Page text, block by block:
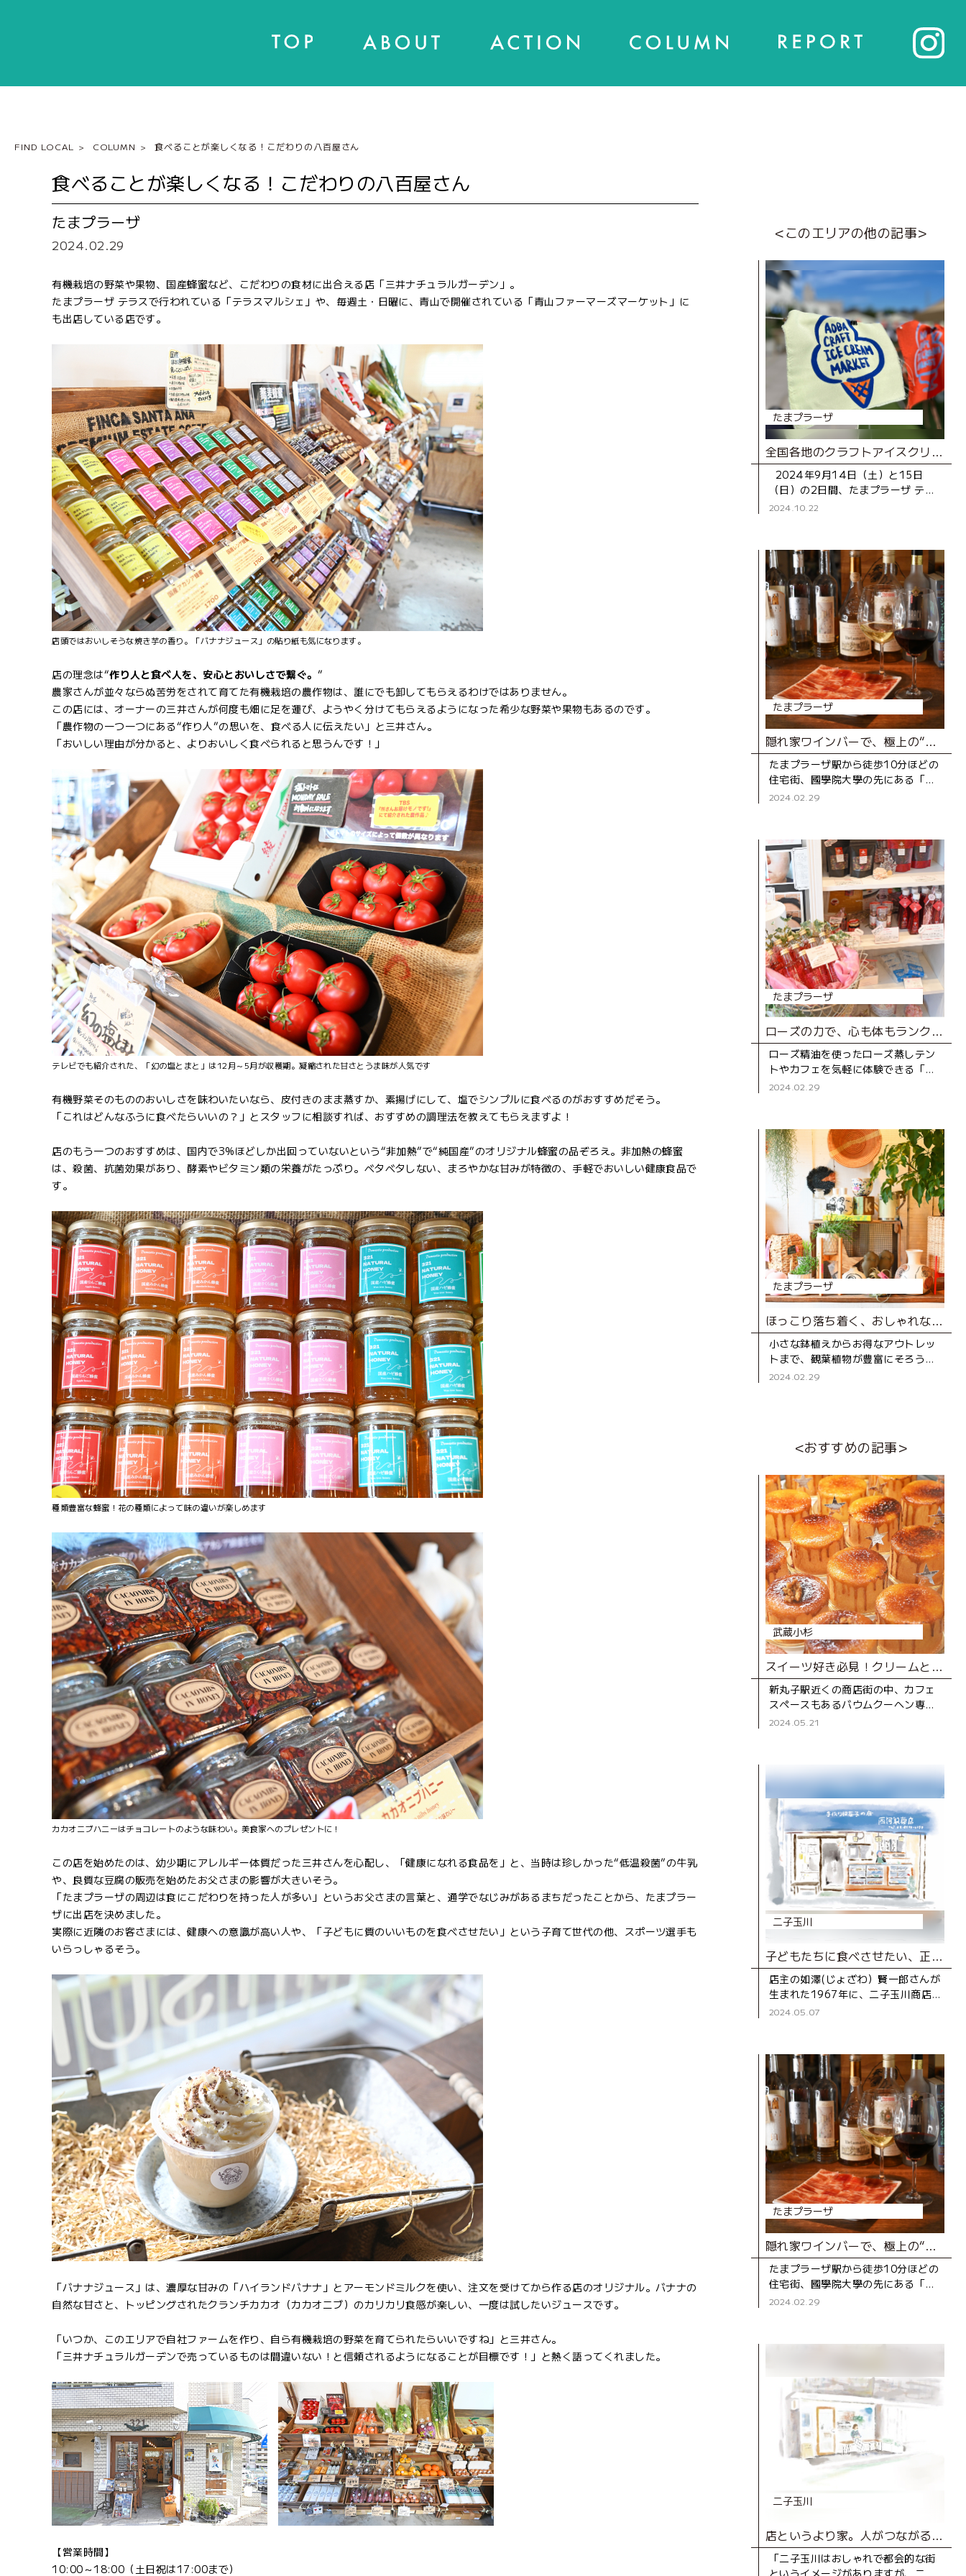
FIND LOCAL COLUMN 食べることが楽しくなる！こだわりの八百屋さん
食べることが楽しくなる！こだわりの八百屋さん
たまプラーザ
2024.02.29
有機栽培の野菜や果物、国産蜂蜜など、こだわりの食材に出合える店「三井ナチュラルガーデン」。
たまプラーザ テラスで行われている「テラスマルシェ」や、毎週土・日曜に、青山で開催されている「青山ファーマーズマーケット」に
も出店している店です。
店頭ではおいしそうな焼き芋の香り。「バナナジュース」の貼り紙も気になります。
店の理念は“作り人と食べ人を、安心とおいしさで繋ぐ。 ”
農家さんが並々ならぬ苦労をされて育てた有機栽培の農作物は、誰にでも卸してもらえるわけではありません。
この店には、オーナーの三井さんが何度も畑に足を運び、ようやく分けてもらえるようになった希少な野菜や果物もあるのです。
「農作物の一つ一つにある“作り人”の思いを、食べる人に伝えたい」と三井さん。
「おいしい理由が分かると、よりおいしく食べられると思うんです！」
テレビでも紹介された、「幻の塩とまと」は12月～5月が収穫期。凝縮された甘さとうま味が人気です
有機野菜そのもののおいしさを味わいたいなら、皮付きのまま蒸すか、素揚げにして、塩でシンプルに食べるのがおすすめだそう。
「これはどんなふうに食べたらいいの？」とスタッフに相談すれば、おすすめの調理法を教えてもらえますよ！
店のもう一つのおすすめは、国内で3%ほどしか出回っていないという“非加熱”で“純国産”のオリジナル蜂蜜の品ぞろえ。非加熱の蜂蜜
は、殺菌、抗菌効果があり、酵素やビタミン類の栄養がたっぷり。ベタベタしない、まろやかな甘みが特徴の、手軽でおいしい健康食品で
す。
種類豊富な蜂蜜！花の種類によって味の違いが楽しめます
カカオニブハニーはチョコレートのような味わい。美食家へのプレゼントに！
この店を始めたのは、幼少期にアレルギー体質だった三井さんを心配し、「健康になれる食品を」と、当時は珍しかった“低温殺菌”の牛乳
や、良質な豆腐の販売を始めたお父さまの影響が大きいそう。
「たまプラーザの周辺は食にこだわりを持った人が多い」というお父さまの言葉と、通学でなじみがあるまちだったことから、たまプラー
ザに出店を決めました。
実際に近隣のお客さまには、健康への意識が高い人や、「子どもに質のいいものを食べさせたい」という子育て世代の他、スポーツ選手も
いらっしゃるそう。
「バナナジュース」は、濃厚な甘みの「ハイランドバナナ」とアーモンドミルクを使い、注文を受けてから作る店のオリジナル。バナナの
自然な甘さと、トッピングされたクランチカカオ（カカオニブ）のカリカリ食感が楽しい、一度は試したいジュースです。
「いつか、このエリアで自社ファームを作り、自ら有機栽培の野菜を育てられたらいいですね」と三井さん。
「三井ナチュラルガーデンで売っているものは間違いない！と信頼されるようになることが目標です！」と熱く語ってくれました。
【営業時間】
10:00～18:00（土日祝は17:00まで）
<このエリアの他の記事>
たまプラーザ
全国各地のクラフトアイスクリームの名店が大集合！初イベント 「AOBA CRAFT ICE CREAM MARKET」レポート
2024年9月14日（土）と15日
（日）の2日間、たまプラーザ テラ
ス ノースプラザ（東急百貨店）3階
2024.10.22
たまプラーザ
隠れ家ワインバーで、極上の“一人時間”を！
たまプラーザ駅から徒歩10分ほどの
住宅街、國學院大學の先にある「ト
リニティ ワインラウンジ＆カフ
ー
2024.02.29
たまプラーザ
ローズの力で、心も体もランクアップ！
ローズ精油を使ったローズ蒸しテン
トやカフェを気軽に体験できる「MI
ROSE SHOP ＆ SALON」。毎日頑
2024.02.29
たまプラーザ
ほっこり落ち着く、おしゃれな観葉植物の店
小さな鉢植えからお得なアウトレッ
トまで、観葉植物が豊富にそろう
「ボタニカル ゴロー」。山内中学校
2024.02.29
<おすすめの記事>
武蔵小杉
スイーツ好き必見！クリームとろりの進化系バウムクーヘン専門店
新丸子駅近くの商店街の中、カフェ
スペースもあるバウムクーヘン専門
店。 通りを歩いていると、ガラス越
2024.05.21
二子玉川
子どもたちに食べさせたい、正直な和菓子。
店主の如澤(じょざわ）賢一郎さんが
生まれた1967年に、二子玉川商店
街に移転して開店した『西河製菓
2024.05.07
たまプラーザ
隠れ家ワインバーで、極上の“一人時間”を！
たまプラーザ駅から徒歩10分ほどの
住宅街、國學院大學の先にある「ト
リニティ ワインラウンジ＆カフ
ー
2024.02.29
二子玉川
店というより家。人がつながるコーヒーショップ。
「二子玉川はおしゃれで都会的な街